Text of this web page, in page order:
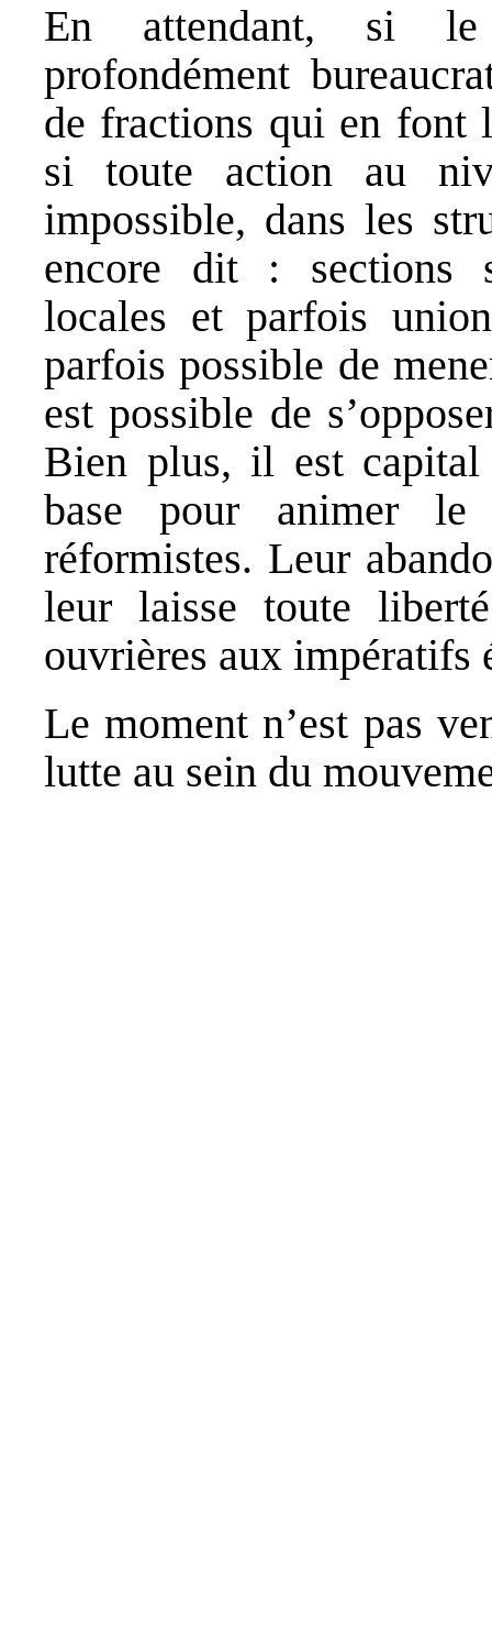
En attendant, si le
profondément
de fractions qui en font
si toute action au
impossible, dans les
encore dit : sections
locales et parfois
parfois possible de
est possible de
Bien plus, il est capital
base pour animer
réformistes. Leur
leur laisse toute
ouvrières aux impératifs
Le moment n’est pas
lutte au sein du